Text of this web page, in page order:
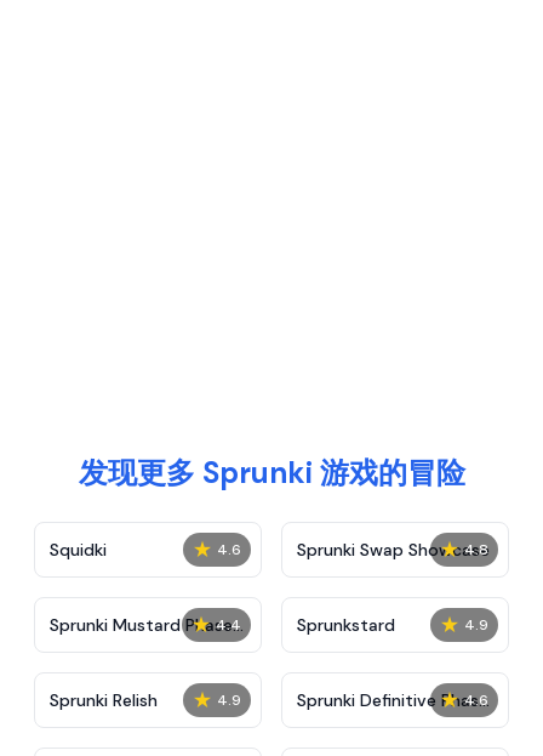
发现更多 Sprunki 游戏的冒险
★ 4.6
Squidki ★ 4.8
Sprunki Swap Showcase
★ 4.4
Sprunki Mustard Phase
2
★ 4.9
Sprunkstard
★ 4.9
Sprunki Relish ★ 4.6
Sprunki Definitive Phase
7